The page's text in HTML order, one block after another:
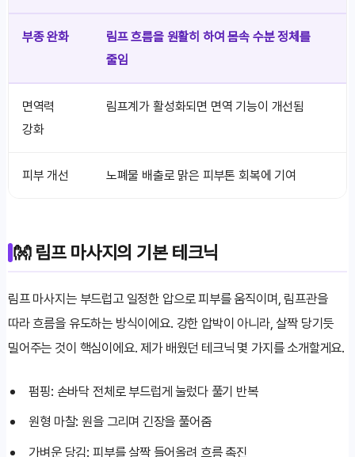
부종 완화
림프 흐름을 원활히 하여 몸속 수분 정체를
줄임
면역력
강화
림프계가 활성화되면 면역 기능이 개선됨
피부 개선 노폐물 배출로 맑은 피부톤 회복에 기여
👐 림프 마사지의 기본 테크닉
림프 마사지는 부드럽고 일정한 압으로 피부를 움직이며, 림프관을
따라 흐름을 유도하는 방식이에요. 강한 압박이 아니라, 살짝 당기듯
밀어주는 것이 핵심이에요. 제가 배웠던 테크닉 몇 가지를 소개할게요.
펌핑: 손바닥 전체로 부드럽게 눌렀다 풀기 반복
원형 마찰: 원을 그리며 긴장을 풀어줌
가벼운 당김: 피부를 살짝 들어올려 흐름 촉진